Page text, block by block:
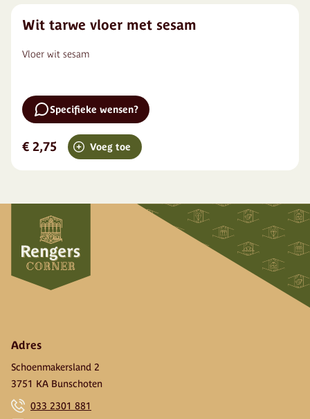
Wit tarwe vloer met sesam
Vloer wit sesam
Specifieke wensen?
€ 2,75 Voeg toe
Adres
Schoenmakersland 2
3751 KA Bunschoten
033 2301 881